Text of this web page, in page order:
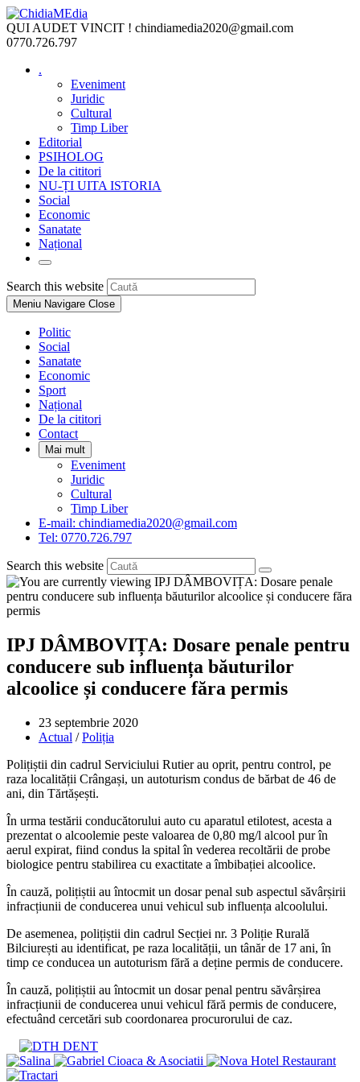
Skip
to
content
QUI AUDET VINCIT ! chindiamedia2020@gmail.com
0770.726.797
.
Eveniment
Juridic
Cultural
Timp Liber
Editorial
PSIHOLOG
De la cititori
NU-ȚI UITA ISTORIA
Social
Economic
Sanatate
Național
Toggle
website
search
Search this website
Escape
Meniu Navigare Close
Politic
Social
Sanatate
Economic
Sport
Național
De la cititori
Contact
Mai mult
Eveniment
Juridic
Cultural
Timp Liber
E-mail: chindiamedia2020@gmail.com
Tel: 0770.726.797
Search this website
IPJ DÂMBOVIȚA: Dosare penale pentru
conducere sub influența băuturilor
alcoolice și conducere făra permis
Post
published:
23 septembrie 2020
Post
Actual / Poliția
Polițiștii din cadrul Serviciului Rutier au oprit, pentru control, pe
raza localității Crângași, un autoturism condus de bărbat de 46 de
ani, din Tărtășești.
În urma testării conducătorului auto cu aparatul etilotest, acesta a
prezentat o alcoolemie peste valoarea de 0,80 mg/l alcool pur în
aerul expirat, fiind condus la spital în vederea recoltării de probe
biologice pentru stabilirea cu exactitate a îmbibației alcoolice.
În cauză, polițiștii au întocmit un dosar penal sub aspectul săvârșirii
infracțiunii de conducerea unui vehicul sub influența alcoolului.
De asemenea, polițiștii din cadrul Secției nr. 3 Poliție Rurală
Bilciurești au identificat, pe raza localității, un tânăr de 17 ani, în
timp ce conducea un autoturism fără a deține permis de conducere.
În cauză, polițiștii au întocmit un dosar penal pentru săvârșirea
infracțiunii de conducerea unui vehicul fără permis de conducere,
efectuând cercetări sub coordonarea procurorului de caz.